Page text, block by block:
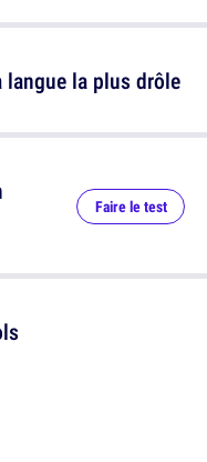
langue la plus drôle
Faire le test